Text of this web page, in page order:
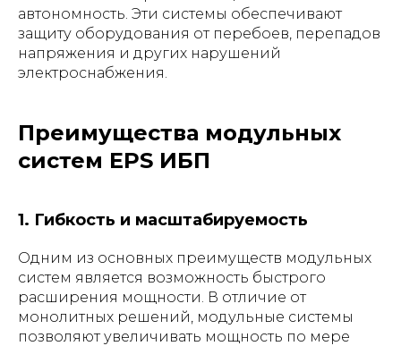
автономность. Эти системы обеспечивают
защиту оборудования от перебоев, перепадов
напряжения и других нарушений
электроснабжения.
Преимущества модульных
систем EPS ИБП
1. Гибкость и масштабируемость
Одним из основных преимуществ модульных
систем является возможность быстрого
расширения мощности. В отличие от
монолитных решений, модульные системы
позволяют увеличивать мощность по мере